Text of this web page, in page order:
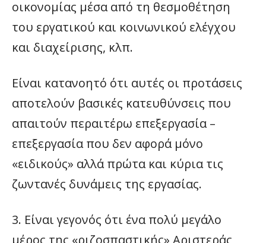
οικονομίας μέσα από τη θεσμοθέτηση
του εργατικού και κοινωνικού ελέγχου
και διαχείρισης, κλπ.
Είναι κατανοητό ότι αυτές οι προτάσεις
αποτελούν βασικές κατευθύνσεις που
απαιτούν περαιτέρω επεξεργασία –
επεξεργασία που δεν αφορά μόνο
«ειδικούς» αλλά πρώτα και κύρια τις
ζωντανές δυνάμεις της εργασίας.
3. Είναι γεγονός ότι ένα πολύ μεγάλο
μέρος της «ριζοσπαστικής» Αριστεράς